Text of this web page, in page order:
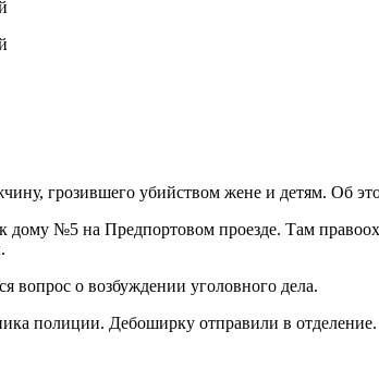
грозившего убийством жене и детям. Об
№5 на Предпортовом проезде. Там
вопрос о возбуждении уголовного дела.
полиции. Дебоширку отправили в отделение.